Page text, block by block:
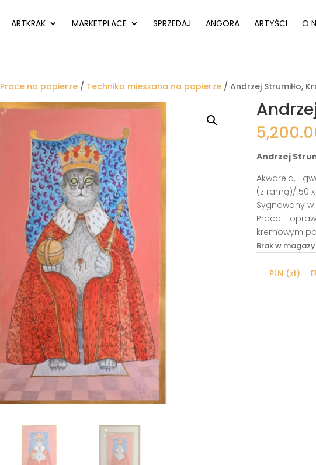
ARTKRAK MARKETPLACE SPRZEDAJ ANGORA ARTYŚCI O
Prace na papierze / Technika mieszana na papierze / Andrzej Strumiłło,
Andrzej
Akwarela,
(z ramą)/ 50
Sygnowany w
Praca
kremowym
Brak w
PLN (zł)